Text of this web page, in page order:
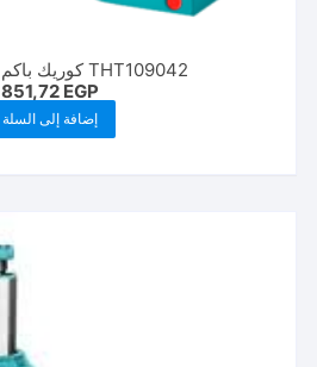
THT109042 كوريك باكم ٤ طن توتال
851,72 EGP
إضافة إلى السلة